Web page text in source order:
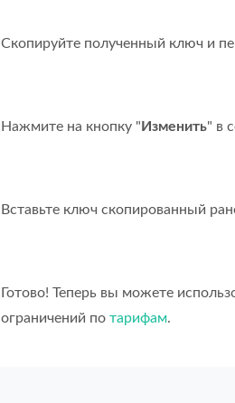
Скопируйте полученный ключ и
Нажмите на кнопку " Изменить" в
Вставьте ключ скопированный
Готово! Теперь вы можете
ограничений по тарифам.